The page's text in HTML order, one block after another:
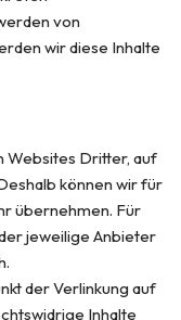
von
wir diese Inhalte
Websites Dritter, auf
können wir für
übernehmen. Für
jeweilige Anbieter
der Verlinkung auf
Inhalte